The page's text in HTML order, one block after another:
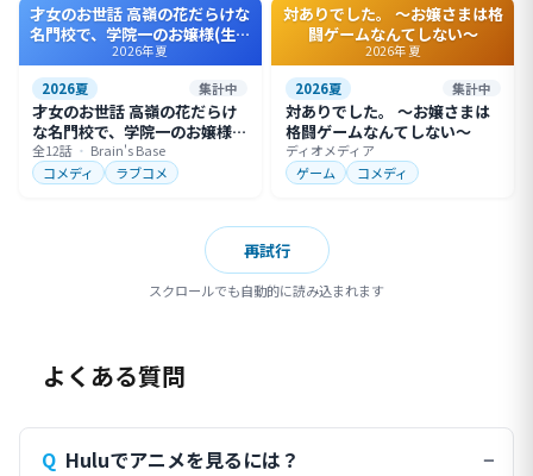
才女のお世話 高嶺の花だらけな
名門校で、学院一のお嬢様(生活
能力皆無)を陰ながらお世話する
ことになりました
2026年夏
2026夏 集計中
才女のお世話 高嶺の花だらけ
な名門校で、学院一のお嬢様
(生活能力皆無)を陰ながらお世
話することになりました
全12話 ・ Brain's Base
コメディ
ラブコメ
対ありでした。 ～お嬢さまは格
闘ゲームなんてしない～
2026年夏
2026夏 集計中
対ありでした。 ～お嬢さまは
格闘ゲームなんてしない～
ディオメディア
ゲーム
コメディ
再試行
スクロールでも自動的に読み込まれます
よくある質問
Huluでアニメを見るには？